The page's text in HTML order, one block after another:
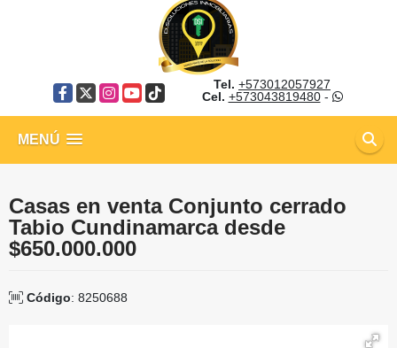
Facebook
X Instagram
YouTube
TikTok
Tel. +573012057927
Cel. +573043819480-
MENÚ
Casas en venta Conjunto cerrado
Tabio Cundinamarca desde
$650.000.000
Código: 8250688